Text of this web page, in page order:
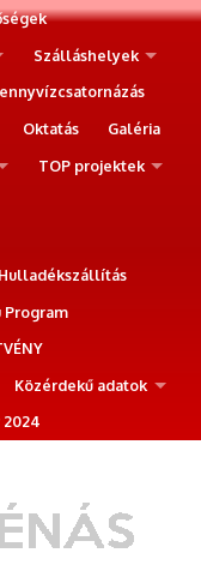
Szálláshelyek
Oktatás
Galéria
TOP projektek
Hulladékszállítás
Program
Közérdekű adatok